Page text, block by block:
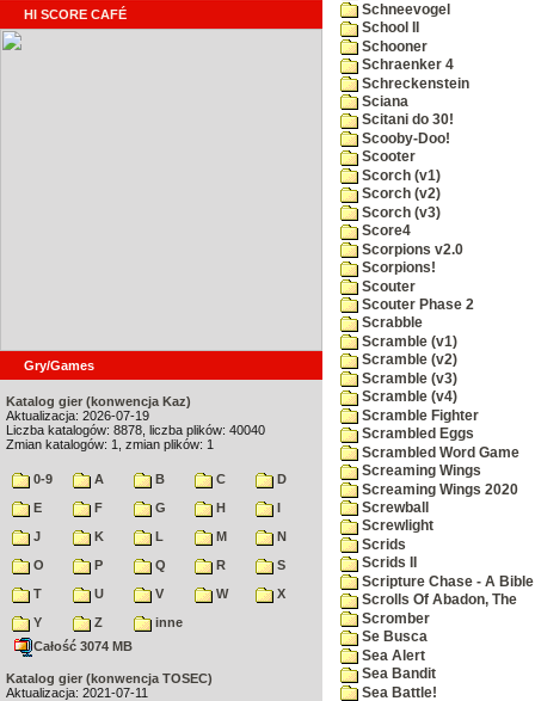
HI SCORE CAFÉ
Gry/Games
Katalog gier (konwencja Kaz)
Aktualizacja: 2026-07-19
Liczba katalogów: 8878, liczba plików: 40040
Zmian katalogów: 1, zmian plików: 1
0-9 A B C
D
E
F G H
I
J
K L M
N
O
P Q R
S
T
U V W
X
Y
Z
inne
Całość 3074 MB
Katalog gier (konwencja TOSEC)
Aktualizacja: 2021-07-11
Schneevogel
School II
Schooner
Schraenker 4
Schreckenstein
Sciana
Scitani do 30!
Scooby-Doo!
Scooter
Scorch (v1)
Scorch (v2)
Scorch (v3)
Score4
Scorpions v2.0
Scorpions!
Scouter
Scouter Phase 2
Scrabble
Scramble (v1)
Scramble (v2)
Scramble (v3)
Scramble (v4)
Scramble Fighter
Scrambled Eggs
Scrambled Word Game
Screaming Wings
Screaming Wings 2020
Screwball
Screwlight
Scrids
Scrids II
Scripture Chase - A Bible
Scrolls Of Abadon, The
Scromber
Se Busca
Sea Alert
Sea Bandit
Sea Battle!